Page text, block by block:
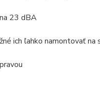
23 dBA
ich ľahko namontovať